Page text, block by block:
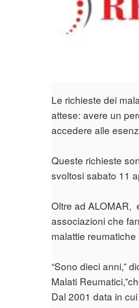
Le richieste dei
attese: avere un
accedere alle
Queste richieste
svoltosi sabato 11
Oltre ad ALOMAR,
associazioni che
malattie
“Sono dieci anni,”
Malati
Dal 2001 data in